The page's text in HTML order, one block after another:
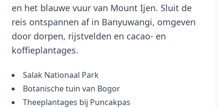
en het blauwe vuur van Mount Ijen. Sluit de
reis ontspannen af in Banyuwangi, omgeven
door dorpen, rijstvelden en cacao- en
koffieplantages.
Salak Nationaal Park
Botanische tuin van Bogor
Theeplantages bij Puncakpas